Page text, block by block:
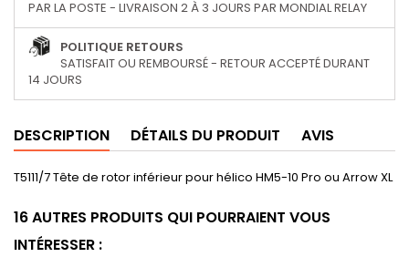
PAR LA POSTE - LIVRAISON 2 À 3 JOURS PAR MONDIAL RELAY
POLITIQUE RETOURS
SATISFAIT OU REMBOURSÉ - RETOUR ACCEPTÉ DURANT
14 JOURS
DESCRIPTION DÉTAILS DU PRODUIT AVIS
T5111/7 Tête de rotor inférieur pour hélico HM5-10 Pro ou Arrow XL
16 AUTRES PRODUITS QUI POURRAIENT VOUS
INTÉRESSER :